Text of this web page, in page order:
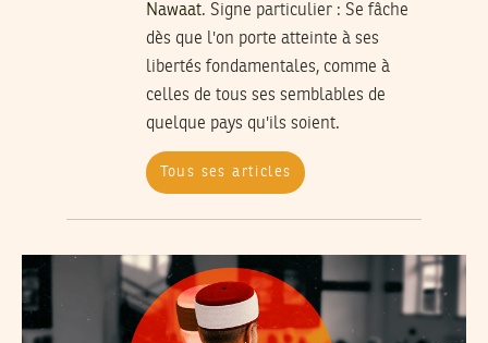
Nawaat. Signe particulier: Se fâche
dès que l'on porte atteinte à ses
libertés fondamentales, comme à
celles de tous ses semblables de
quelque pays qu'ils soient.
Tous ses articles